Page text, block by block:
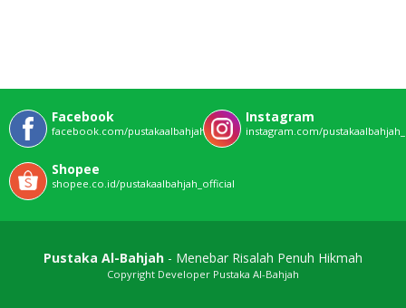
Facebook
facebook.com/pustakaalbahjahofficial
Instagram
instagram.com/
Shopee
shopee.co.id/pustakaalbahjah_official
Pustaka Al-Bahjah - Menebar Risalah Penuh Hikmah
Copyright Developer Pustaka Al-Bahjah